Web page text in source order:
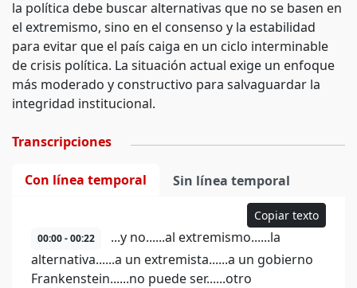
la política debe buscar alternativas que no se basen en
el extremismo, sino en el consenso y la estabilidad
para evitar que el país caiga en un ciclo interminable
de crisis política. La situación actual exige un enfoque
más moderado y constructivo para salvaguardar la
integridad institucional.
Transcripciones
Con línea temporal Sin línea temporal
Copiar texto
00:00 - 00:22
...y no......al extremismo......la
alternativa......a un extremista......a un gobierno
Frankenstein......no puede ser......otro